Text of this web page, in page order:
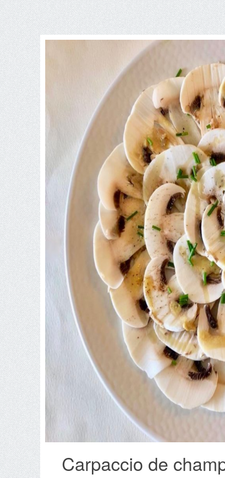
Carpaccio de